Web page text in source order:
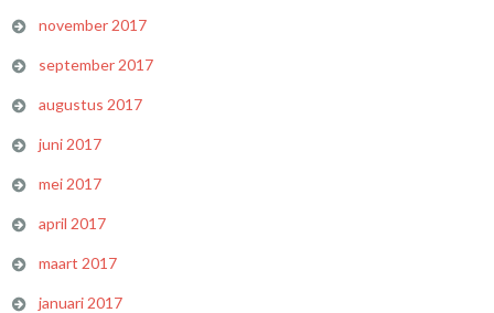
november 2017
september 2017
augustus 2017
juni 2017
mei 2017
april 2017
maart 2017
januari 2017